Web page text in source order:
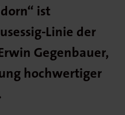
ist
Linie der
Gegenbauer,
hochwertiger